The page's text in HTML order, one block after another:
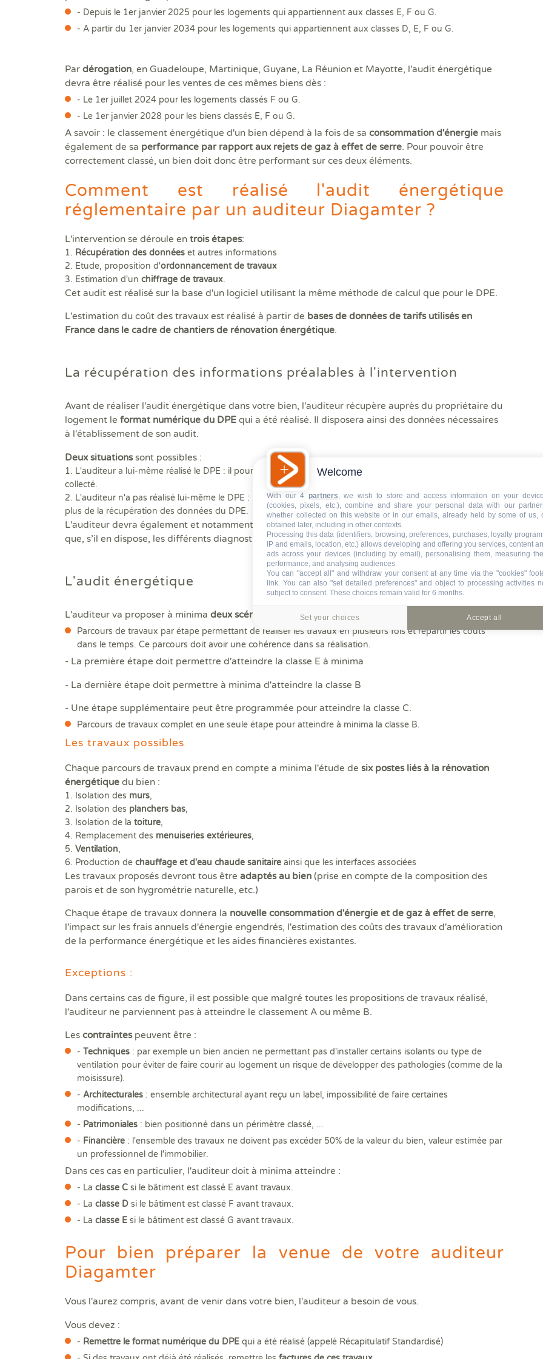
- Depuis le 1erjanvier 2025 pour les logements qui appartiennent aux classes E, F ou G.
- A partir du 1erjanvier 2034 pour les logements qui appartiennent aux classes D, E, F ou G.
Par dérogation, en Guadeloupe, Martinique, Guyane, La Réunion et Mayotte, l'audit énergétique
devra être réalisé pour les ventes de ces mêmes biens dès :
- Le 1er juillet 2024 pour les logements classés F ou G.
- Le 1er janvier 2028 pour les biens classés E, F ou G.
A savoir : le classement énergétique d'un bien dépend à la fois de sa consommation d'énergie mais
également de sa performance par rapport aux rejets de gaz à effet de serre. Pour pouvoir être
correctement classé, un bien doit donc être performant sur ces deux éléments.
Comment est réalisé l'audit énergétique
réglementaire par un auditeur Diagamter ?
L'intervention se déroule en trois étapes:
1. Récupération des données et autres informations
2. Etude, proposition d'ordonnancement de travaux
3. Estimation d'un chiffrage de travaux.
Cet audit est réalisé sur la base d'un logiciel utilisant la même méthode de calcul que pour le DPE.
L'estimation du coût des travaux est réalisé à partir de bases de données de tarifs utilisés en
France dans le cadre de chantiers de rénovation énergétique.
La récupération des informations préalables à l'intervention
Avant de réaliser l'audit énergétique dans votre bien, l'auditeur récupère auprès du propriétaire du
logement le format numérique du DPE qui a été réalisé. Il disposera ainsi des données nécessaires
à l'établissement de son audit.
Deux situationssont possibles :
1. L'auditeur a lui-même réalisé le DPE : il pourra agir directement à partir des données qu'il aura lui-même
collecté.
2. L'auditeur n'a pas réalisé lui-même le DPE : il devra, conformément à la réglementation, visiter le bien en
plus de la récupération des données du DPE.
L'auditeur devra également et notamment récupérer les factures des travaux
que, s’il en dispose, les différents diagnostics techniques immobiliers.
L'audit énergétique
L'auditeur va proposer à minima deux scénarios de travaux de rénovation énergétique
Parcours de travaux par étape permettant de réaliser les travaux en plusieurs fois et répartir les coûts
dans le temps. Ce parcours doit avoir une cohérence dans sa réalisation.
- La première étape doit permettre d'atteindre la classe E à minima
- La dernière étape doit permettre à minima d'atteindre la classe B
- Une étape supplémentaire peut être programmée pour atteindre la classe C.
Parcours de travaux complet en une seule étape pour atteindre à minima la classe B.
Les travaux possibles
Chaque parcours de travaux prend en compte a minima l'étude de six postes liés à la rénovation
énergétique du bien :
1. Isolation des murs,
2. Isolation des planchers bas,
3. Isolation de la toiture,
4. Remplacement des menuiseries extérieures,
5. Ventilation,
6. Production de chauffage et d'eau chaude sanitaire ainsi que les interfaces associées
Les travaux proposés devront tous être adaptés au bien (prise en compte de la composition des
parois et de son hygrométrie naturelle, etc.)
Chaque étape de travaux donnera la nouvelle consommation d'énergie et de gaz à effet de serre,
l'impact sur les frais annuels d'énergie engendrés, l'estimation des coûts des travaux d'amélioration
de la performance énergétique et les aides financières existantes.
Exceptions :
Dans certains cas de figure, il est possible que malgré toutes les propositions de travaux réalisé,
l'auditeur ne parviennent pas à atteindre le classement A ou même B.
Les contraintespeuvent être :
- Techniques : par exemple un bien ancien ne permettant pas d'installer certains isolants ou type de
ventilation pour éviter de faire courir au logement un risque de développer des pathologies (comme de la
moisissure).
- Architecturales : ensemble architectural ayant reçu un label, impossibilité de faire certaines
modifications, ...
- Patrimoniales : bien positionné dans un périmètre classé, ...
- Financière : l'ensemble des travaux ne doivent pas excéder 50% de la valeur du bien, valeur estimée par
un professionnel de l'immobilier.
Dans ces cas en particulier, l'auditeur doit à minima atteindre :
- La classe C si le bâtiment est classé E avant travaux.
- La classe D si le bâtiment est classé F avant travaux.
- La classe E si le bâtiment est classé G avant travaux.
Pour bien préparer la venue de votre auditeur
Diagamter
Vous l'aurez compris, avant de venir dans votre bien, l'auditeur a besoin de vous.
Vous devez :
- Remettre le format numérique du DPE qui a été réalisé (appelé Récapitulatif Standardisé)
Welcome
With our 4 partners, we wish to store and access information on your
(cookies, pixels, etc.), combine and share your personal data with our
whether collected on this website or in our emails, already held by some of us,
obtained later, including in other contexts.
Processing this data (identifiers, browsing, preferences, purchases, loyalty
IP and emails, location, etc.) allows developing and offering you services, content
ads across your devices (including by email), personalising them, measuring
performance, and analysing audiences.
You can "accept all" and withdraw your consent at any time via the "cookies"
link. You can also "set detailed preferences" and object to processing activities
subject to consent. These choices remain valid for 6 months.
Set your choices Accept all